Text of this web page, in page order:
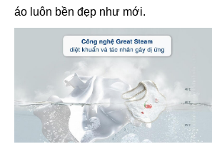
áo luôn bền đẹp như mới.